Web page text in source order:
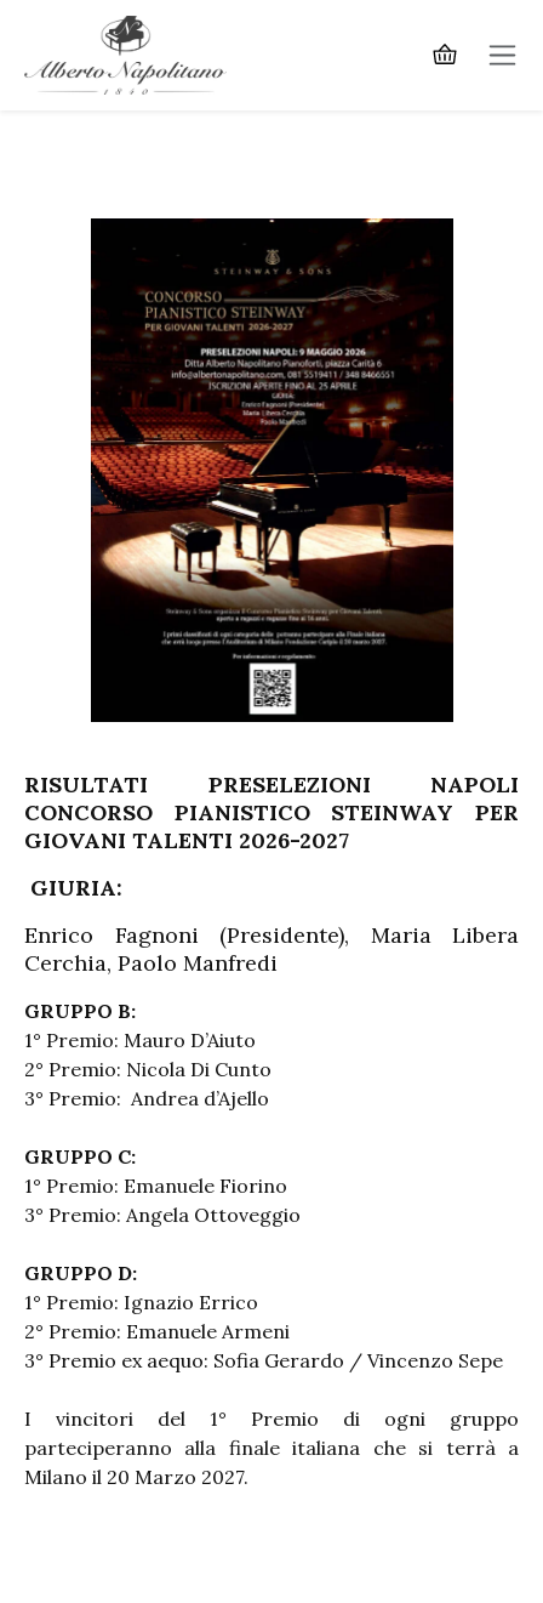
RISULTATI PRESELEZIONI NAPOLI
CONCORSO PIANISTICO STEINWAY PER
GIOVANI TALENTI 2026-2027
GIURIA:
Enrico Fagnoni (Presidente), Maria Libera
Cerchia, Paolo Manfredi
GRUPPO B:
1° Premio: Mauro D’Aiuto
2° Premio: Nicola Di Cunto
3° Premio: Andrea d’Ajello
GRUPPO C:
1° Premio: Emanuele Fiorino
3° Premio: Angela Ottoveggio
GRUPPO D:
1° Premio: Ignazio Errico
2° Premio: Emanuele Armeni
3° Premio ex aequo: Sofia Gerardo / Vincenzo Sepe
I vincitori del 1° Premio di ogni gruppo
parteciperanno alla finale italiana che si terrà a
Milano il 20 Marzo 2027.